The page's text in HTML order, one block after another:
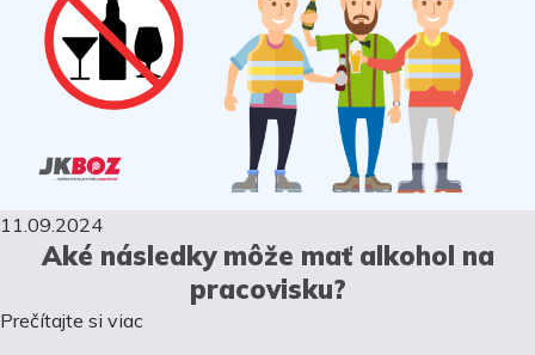
11.09.2024
Aké následky môže mať alkohol na
pracovisku?
Prečítajte si viac